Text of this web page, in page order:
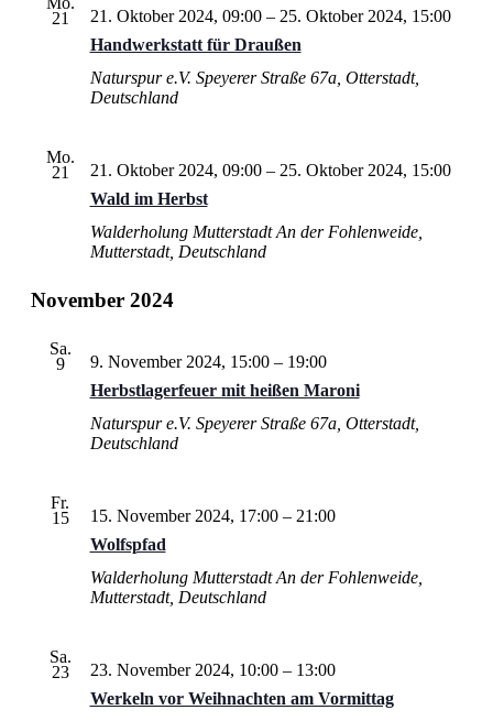
21
Handwerkstatt für Draußen
21. Oktober 2024, 09:00– 25. Oktober 2024, 15:00
Naturspur e.V. Speyerer Straße 67a, Otterstadt,
Deutschland
Mo.
21
Wald im Herbst
21. Oktober 2024, 09:00– 25. Oktober 2024, 15:00
Walderholung MutterstadtAn der Fohlenweide,
Mutterstadt, Deutschland
November 2024
Sa.
9
Herbstlagerfeuer mit heißen Maroni
9. November 2024, 15:00– 19:00
Naturspur e.V. Speyerer Straße 67a, Otterstadt,
Deutschland
Fr.
15
Wolfspfad
15. November 2024, 17:00– 21:00
Walderholung MutterstadtAn der Fohlenweide,
Mutterstadt, Deutschland
Sa.
23
Werkeln vor Weihnachten am Vormittag
23. November 2024, 10:00– 13:00